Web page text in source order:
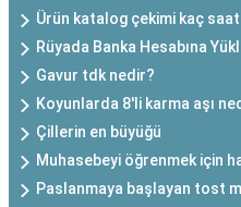
Ürün katalog çekimi kaç
Rüyada Banka Hesabına
Gavur tdk nedir?
Koyunlarda 8'li karma aşı
Çillerin en büyüğü
Muhasebeyi öğrenmek için
Paslanmaya başlayan tost